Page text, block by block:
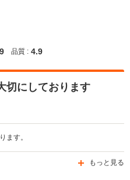
品質 : 4.9
切にしております
ます。
もっと見る